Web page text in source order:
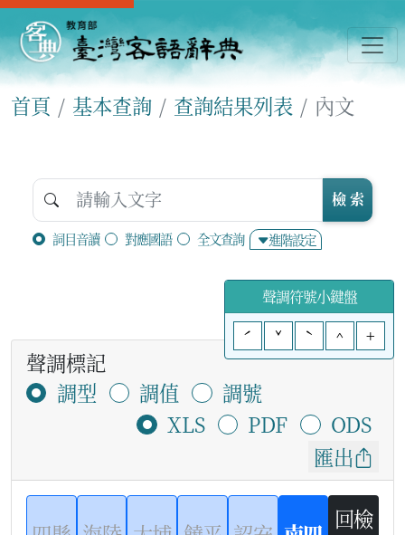
首頁 基本查詢 查詢結果列表 內文
詞目音讀 對應國語 全文查詢 進階設定
檢 索
聲調符號小鍵盤
ˊ
ˇ ˋ ^ +
聲調標記
調型
調值
調號
XLS
PDF
ODS
匯出
回檢